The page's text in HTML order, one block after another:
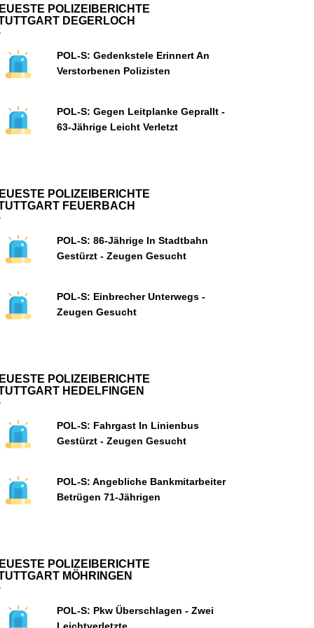
POLIZEIBERICHTE
DEGERLOCH
POL-S: Gedenkstele Erinnert An
Verstorbenen Polizisten
POL-S: Gegen Leitplanke Geprallt -
63-Jährige Leicht Verletzt
POLIZEIBERICHTE
FEUERBACH
POL-S: 86-Jährige In Stadtbahn
Gestürzt - Zeugen Gesucht
POL-S: Einbrecher Unterwegs -
Zeugen Gesucht
POLIZEIBERICHTE
HEDELFINGEN
POL-S: Fahrgast In Linienbus
Gestürzt - Zeugen Gesucht
POL-S: Angebliche Bankmitarbeiter
Betrügen 71-Jährigen
POLIZEIBERICHTE
MÖHRINGEN
POL-S: Pkw Überschlagen - Zwei